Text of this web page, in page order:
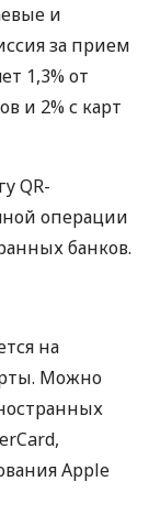
и
за прием
1,3% от
и 2% с карт
QR-
операции
банков.
на
Можно
Apple